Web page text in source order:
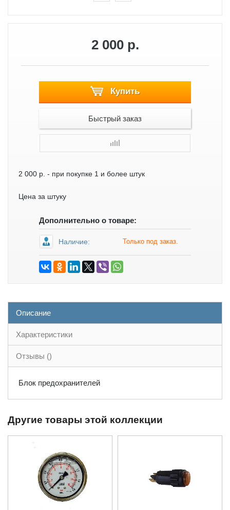
2 000 р.
Купить
Быстрый заказ
2 000 р. - при покупке 1 и более штук
Цена за штуку
Дополнительно о товаре:
Наличие: Только под заказ.
Описание
Характеристики
Отзывы ()
Блок предохранителей
Другие товары этой коллекции